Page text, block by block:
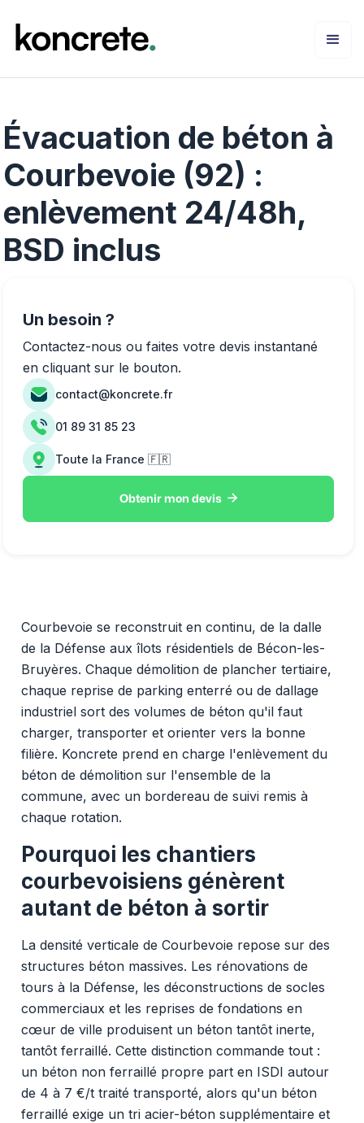
Évacuation de béton à
Courbevoie (92) :
enlèvement 24/48h,
BSD inclus
Courbevoie se reconstruit en continu, de la dalle
de la Défense aux îlots résidentiels de Bécon-les-
Bruyères. Chaque démolition de plancher tertiaire,
chaque reprise de parking enterré ou de dallage
industriel sort des volumes de béton qu'il faut
charger, transporter et orienter vers la bonne
filière. Koncrete prend en charge l'enlèvement du
béton de démolition sur l'ensemble de la
commune, avec un bordereau de suivi remis à
chaque rotation.
Pourquoi les chantiers
courbevoisiens génèrent
autant de béton à sortir
La densité verticale de Courbevoie repose sur des
structures béton massives. Les rénovations de
tours à la Défense, les déconstructions de socles
commerciaux et les reprises de fondations en
cœur de ville produisent un béton tantôt inerte,
tantôt ferraillé. Cette distinction commande tout :
un béton non ferraillé propre part en ISDI autour
de 4 à 7 €/t traité transporté, alors qu'un béton
ferraillé exige un tri acier-béton supplémentaire et
Un besoin ?
Contactez-nous ou faites votre devis instantané
en cliquant sur le bouton.
contact@koncrete.fr
01 89 31 85 23
Toute la France 🇫🇷
Obtenir mon devis 